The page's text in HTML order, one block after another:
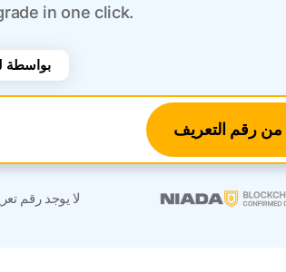
in one click.
بواسطة
رقم التعريف
لا يوجد رقم